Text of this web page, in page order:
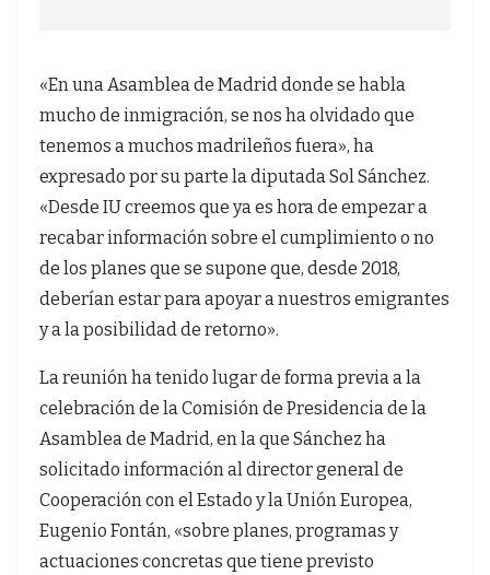
«En una Asamblea de Madrid donde se habla
mucho de inmigración, se nos ha olvidado que
tenemos a muchos madrileños fuera», ha
expresado por su parte la diputada Sol Sánchez.
«Desde IU creemos que ya es hora de empezar a
recabar información sobre el cumplimiento o no
de los planes que se supone que, desde 2018,
deberían estar para apoyar a nuestros emigrantes
y a la posibilidad de retorno».
La reunión ha tenido lugar de forma previa a la
celebración de la Comisión de Presidencia de la
Asamblea de Madrid, en la que Sánchez ha
solicitado información al director general de
Cooperación con el Estado y la Unión Europea,
Eugenio Fontán, «sobre planes, programas y
actuaciones concretas que tiene previsto